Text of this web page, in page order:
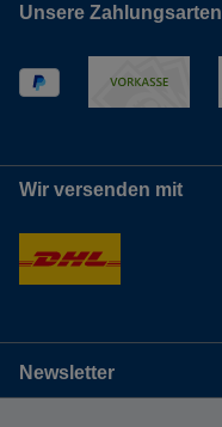
Unsere Zahlungsarten
Wir versenden mit
Newsletter